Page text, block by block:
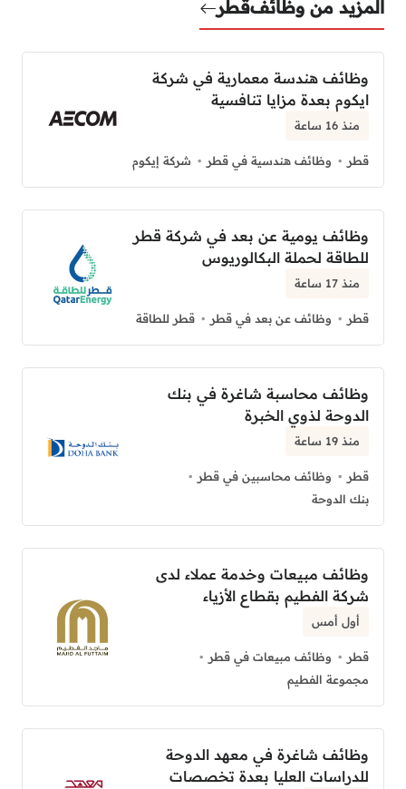
المزيد من وظائفقطر
وظائف هندسة معمارية في شركة
ايكوم بعدة مزايا تنافسية
منذ 16 ساعة
قطر وظائف هندسية في قطر شركة إيكوم
وظائف يومية عن بعد في شركة قطر
للطاقة لحملة البكالوريوس
منذ 17 ساعة
قطر وظائف عن بعد في قطر قطر للطاقة
وظائف محاسبة شاغرة في بنك
الدوحة لذوي الخبرة
منذ 19 ساعة
قطر
وظائف محاسبين في قطر
بنك الدوحة
وظائف مبيعات وخدمة عملاء لدى
شركة الفطيم بقطاع الأزياء
أول أمس
قطر
وظائف مبيعات في قطر
مجموعة الفطيم
وظائف شاغرة في معهد الدوحة
للدراسات العليا بعدة تخصصات